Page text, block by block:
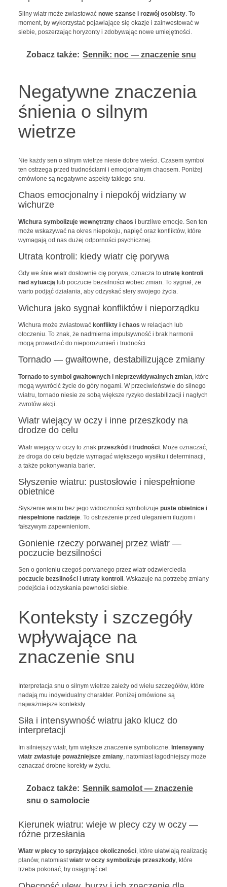
Silny wiatr może zwiastować nowe szanse i rozwój osobisty. To
moment, by wykorzystać pojawiające się okazje i zainwestować w
siebie, poszerzając horyzonty i zdobywając nowe umiejętności.
Zobacz także: Sennik: noc — znaczenie snu
Negatywne znaczenia
śnienia o silnym
wietrze
Nie każdy sen o silnym wietrze niesie dobre wieści. Czasem symbol
ten ostrzega przed trudnościami i emocjonalnym chaosem. Poniżej
omówione są negatywne aspekty takiego snu.
Chaos emocjonalny i niepokój widziany w
wichurze
Wichura symbolizuje wewnętrzny chaos i burzliwe emocje. Sen ten
może wskazywać na okres niepokoju, napięć oraz konfliktów, które
wymagają od nas dużej odporności psychicznej.
Utrata kontroli: kiedy wiatr cię porywa
Gdy we śnie wiatr dosłownie cię porywa, oznacza to utratę kontroli
nad sytuacjąlub poczucie bezsilności wobec zmian. To sygnał, że
warto podjąć działania, aby odzyskać stery swojego życia.
Wichura jako sygnał konfliktów i nieporządku
Wichura może zwiastować konflikty i chaos w relacjach lub
otoczeniu. To znak, że nadmierna impulsywność i brak harmonii
mogą prowadzić do nieporozumień i trudności.
Tornado — gwałtowne, destabilizujące zmiany
Tornado to symbol gwałtownych i nieprzewidywalnych zmian, które
mogą wywrócić życie do góry nogami. W przeciwieństwie do silnego
wiatru, tornado niesie ze sobą większe ryzyko destabilizacji i nagłych
zwrotów akcji.
Wiatr wiejący w oczy i inne przeszkody na
drodze do celu
Wiatr wiejący w oczy to znak przeszkód i trudności. Może oznaczać,
że droga do celu będzie wymagać większego wysiłku i determinacji,
a także pokonywania barier.
Słyszenie wiatru: pustosłowie i niespełnione
obietnice
Słyszenie wiatru bez jego widoczności symbolizuje puste obietnice i
niespełnione nadzieje. To ostrzeżenie przed uleganiem iluzjom i
fałszywym zapewnieniom.
Gonienie rzeczy porwanej przez wiatr —
poczucie bezsilności
Sen o gonieniu czegoś porwanego przez wiatr odzwierciedla
poczucie bezsilności i utraty kontroli. Wskazuje na potrzebę zmiany
podejścia i odzyskania pewności siebie.
Konteksty i szczegóły
wpływające na
znaczenie snu
Interpretacja snu o silnym wietrze zależy od wielu szczegółów, które
nadają mu indywidualny charakter. Poniżej omówione są
najważniejsze konteksty.
Siła i intensywność wiatru jako klucz do
interpretacji
Im silniejszy wiatr, tym większe znaczenie symboliczne. Intensywny
wiatr zwiastuje poważniejsze zmiany, natomiast łagodniejszy może
oznaczać drobne korekty w życiu.
Zobacz także: Sennik samolot — znaczenie
snu o samolocie
Kierunek wiatru: wieje w plecy czy w oczy —
różne przesłania
Wiatr w plecy to sprzyjające okoliczności, które ułatwiają realizację
planów, natomiastwiatr w oczy symbolizuje przeszkody, które
trzeba pokonać, by osiągnąć cel.